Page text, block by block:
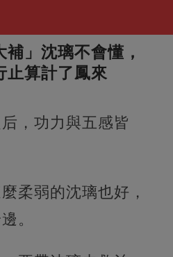
」沈璃不會懂，
止算計了鳳來
，功力與五感皆
柔弱的沈璃也好，
。